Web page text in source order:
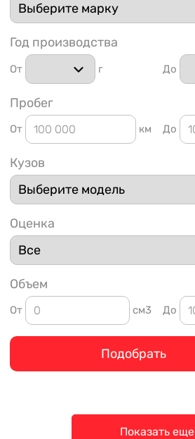
91
Год производства
От г До
Пробег
От км До
Кузов
Оценка
Объем
От см3 До
Подобрать
Показать еще